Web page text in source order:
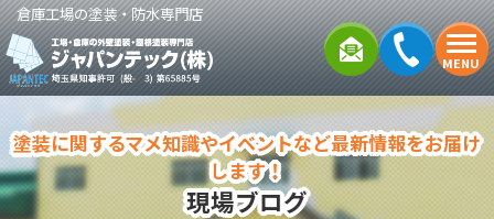
MENU
倉庫工場の塗装・防水専門店
塗装に関するマメ知識やイベントなど最新情報をお届け
します！
現場ブログ